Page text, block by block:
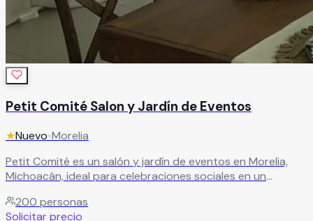
Petit Comité Salon y Jardín de Eventos
★Nuevo•Morelia
Petit Comité es un salón y jardín de eventos en Morelia,
Michoacán, ideal para celebraciones sociales en un
200 personas, es el espacio perfecto para crear
200 personas
Solicitar precio